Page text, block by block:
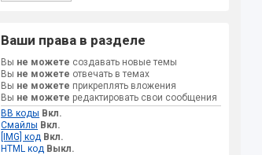
Ваши права в разделе
Вы не можете создавать новые темы
Вы не можете отвечать в темах
Вы не можете прикреплять вложения
Вы не можете редактировать свои сообщения
BB коды Вкл.
Смайлы Вкл.
[IMG] код Вкл.
HTML код Выкл.